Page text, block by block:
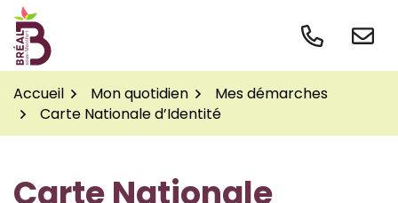
Gestion des traceurs
Aller
contenu
Accueil
Mon quotidien
Mes démarches
Carte Nationale d’Identité
Carte Nationale